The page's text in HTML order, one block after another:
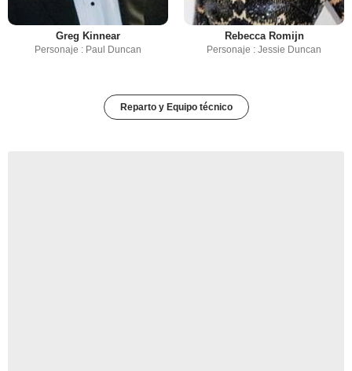
Greg Kinnear
Personaje : Paul Duncan
Rebecca Romijn
Personaje : Jessie Duncan
Reparto y Equipo técnico